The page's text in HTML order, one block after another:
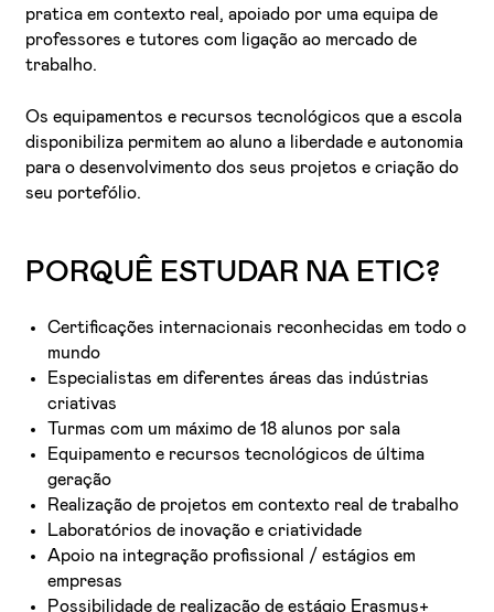
pratica em contexto real, apoiado por uma equipa de
professores e tutores com ligação ao mercado de
trabalho.
Os equipamentos e recursos tecnológicos que a escola
disponibiliza permitem ao aluno a liberdade e autonomia
para o desenvolvimento dos seus projetos e criação do
seu portefólio.
PORQUÊ ESTUDAR NA ETIC?
Certificações internacionais reconhecidas em todo o
mundo
Especialistas em diferentes áreas das indústrias
criativas
Turmas com um máximo de 18 alunos por sala
Equipamento e recursos tecnológicos de última
geração
Realização de projetos em contexto real de trabalho
Laboratórios de inovação e criatividade
Apoio na integração profissional / estágios em
empresas
Possibilidade de realização de estágio Erasmus+